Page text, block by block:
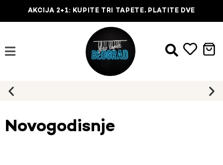
AKCIJA 2+1: KUPITE TRI TAPETE, PLATITE DVE
Novogodisnje